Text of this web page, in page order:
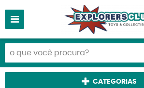
CATEGORIAS